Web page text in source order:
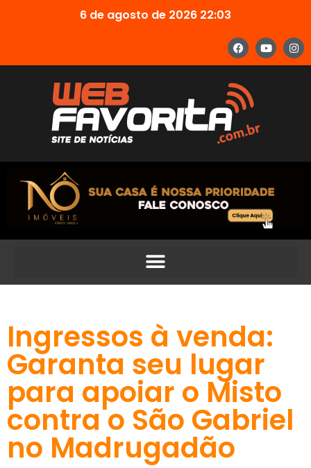
6 de agosto de 2026 22:03
Ingressos à venda:
Garanta seu lugar
para apoiar o Misto
contra o São Gabriel
no Madrugadão